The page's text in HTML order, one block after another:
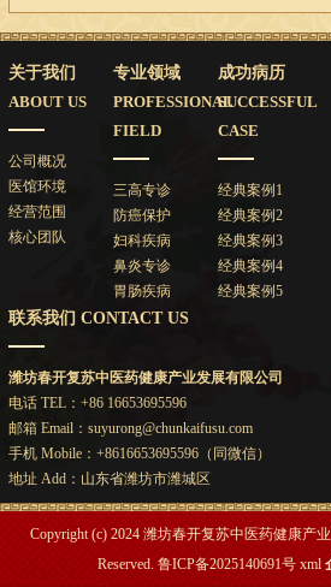
关于我们
ABOUT US
公司概况
医馆环境
经营范围
核心团队
专业领域
PROFESSIONAL
FIELD
三高专诊
防癌保护
妇科疾病
鼻炎专诊
胃肠疾病
成功病历
SUCCESSFUL
CASE
经典案例1
经典案例2
经典案例3
经典案例4
经典案例5
联系我们 CONTACT US
潍坊春开复苏中医药健康产业发展有限公司
电话 TEL：+86 16653695596
邮箱 Email：suyurong@chunkaifusu.com
手机 Mobile：+8616653695596（同微信）
地址 Add：山东省潍坊市潍城区
Copyright (c) 2024 潍坊春开复苏中医药健康产
Reserved.鲁ICP备2025140691号 xml